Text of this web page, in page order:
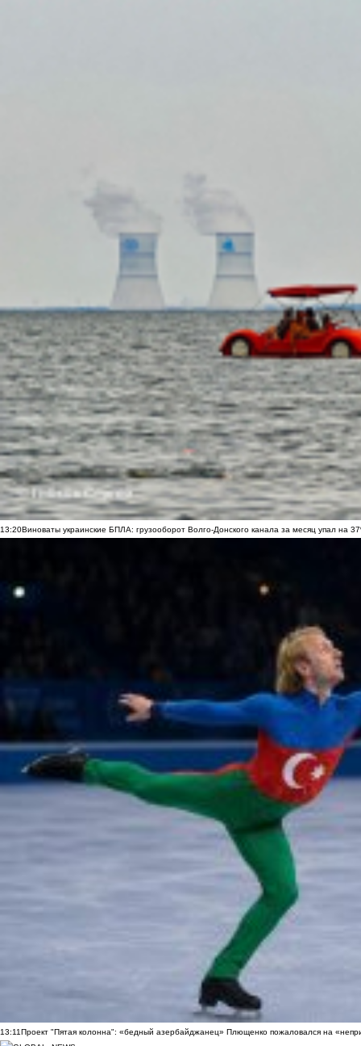
13:20Виноваты украинские БПЛА: грузооборот Волго-Донского канала за месяц упал на
13:11Проект "Пятая колонна": «бедный азербайджанец» Плющенко пожаловался на